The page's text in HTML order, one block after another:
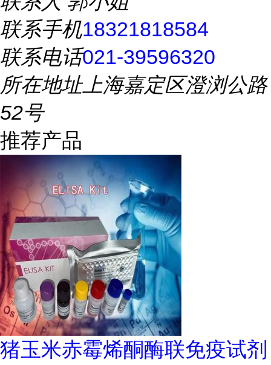
联系手机18321818584
联系电话021-39596320
所在地址上海嘉定区澄浏公路
52号
推荐产品
猪玉米赤霉烯酮酶联免疫试剂